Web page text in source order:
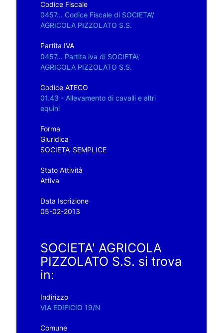
Codice Fiscale
0457... Codice Fiscale di SOCIETA\'
AGRICOLA PIZZOLATO S.S.
Partita IVA
0457... Partita iva di SOCIETA\'
AGRICOLA PIZZOLATO S.S.
Codice ATECO
01.43 - Allevamento di cavalli e altri
equini
Forma
Giuridica
SOCIETA' SEMPLICE
Stato Attività
Attiva
Data Iscrizione
05-02-2013
SOCIETA' AGRICOLA
PIZZOLATO S.S. si trova
in:
Indirizzo
VIA EDIFICIO 19/N
Comune